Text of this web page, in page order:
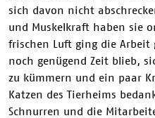
sich davon nicht
und Muskelkraft haben sie
frischen Luft ging die Arbeit
noch genügend Zeit blieb,
zu kümmern und ein paar
Katzen des Tierheims
Schnurren und die